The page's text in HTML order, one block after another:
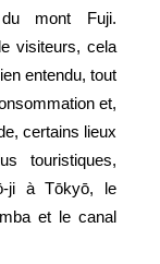
mont Fuji.
visiteurs, cela
entendu, tout
et,
certains lieux
touristiques,
ji à Tōkyō, le
et le canal